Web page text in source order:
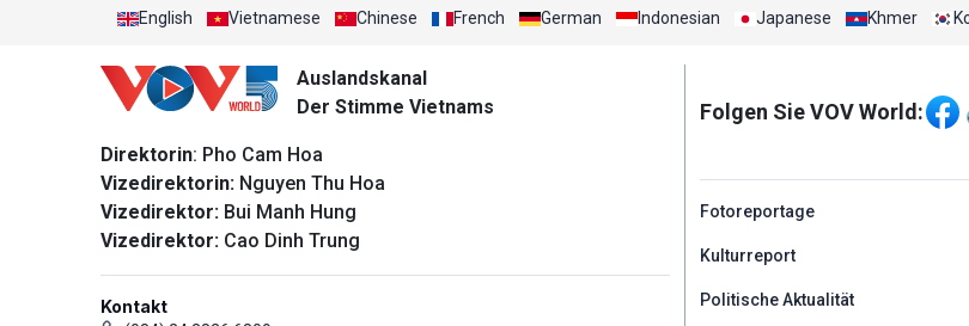
English Vietnamese Chinese French German Indonesian Japanese Khmer
Auslandskanal
Der Stimme Vietnams
Direktorin: Pho Cam Hoa
Vizedirektorin: Nguyen Thu Hoa
Vizedirektor: Bui Manh Hung
Vizedirektor: Cao Dinh Trung
Kontakt
Folgen Sie VOV World:
menu footer
Fotoreportage
Kulturreport
Politische Aktualität